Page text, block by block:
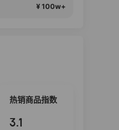
¥ 100w+
热销商品指数
3.1